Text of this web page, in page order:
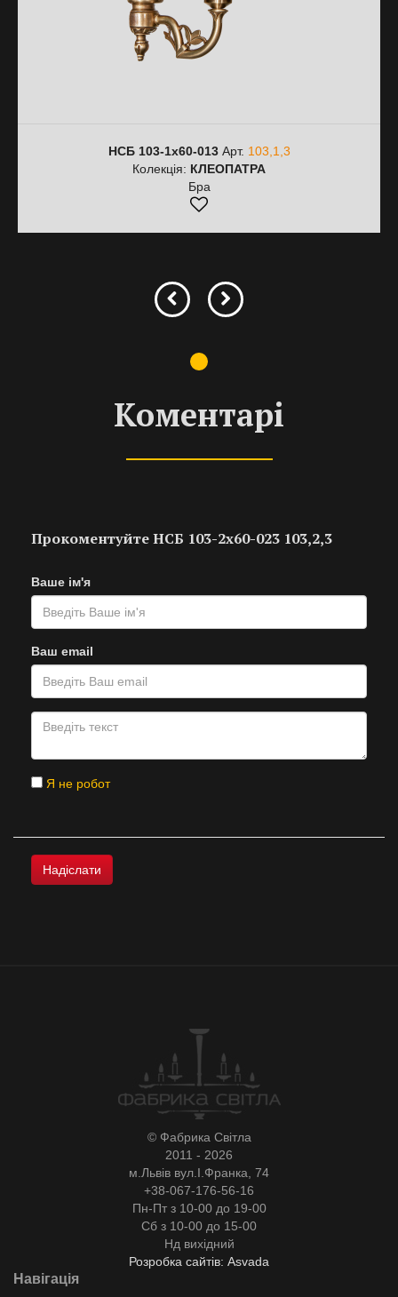
НСБ 103-1х60-013Арт. 103,1,3
Колекція: КЛЕОПАТРА
Бра
Коментарі
Прокоментуйте НСБ 103-2х60-023 103,2,3
Ваше ім'я
Ваш email
Я не робот
© Фабрика Світла
2011 - 2026
м.Львів вул.І.Франка, 74
+38-067-176-56-16
Пн-Пт з 10-00 до 19-00
Сб з 10-00 до 15-00
Нд вихідний
Розробка сайтів: Asvada
Навігація